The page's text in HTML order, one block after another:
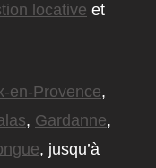
locative et
en-Provence,
, Gardanne,
, jusqu’à